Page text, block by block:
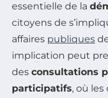
essentielle de la
citoyens de
affaires publiques
implication peut
des consultations
participatifs, où